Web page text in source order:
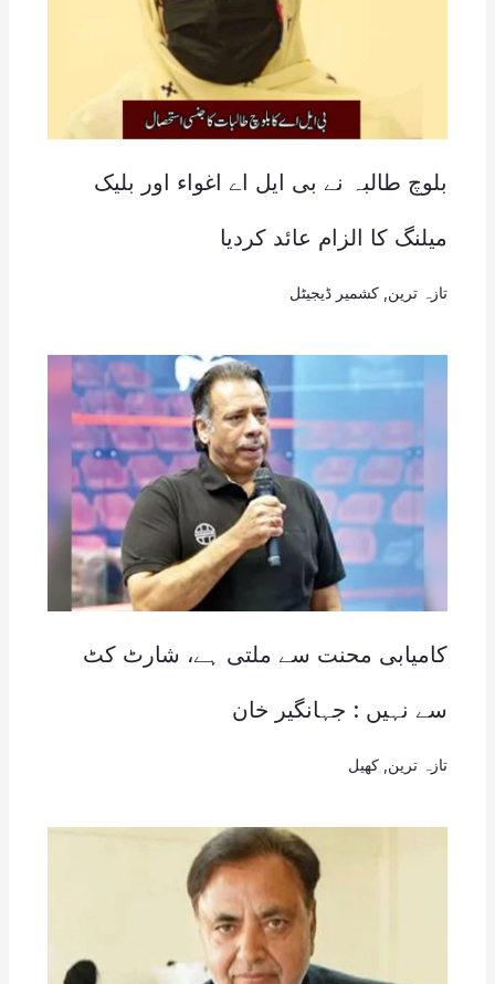
بلوچ طالبہ نے بی ایل اے اغواء اور بلیک
میلنگ کا الزام عائد کردیا
تازہ ترین کشمیر ڈیجیٹل
کامیابی محنت سے ملتی ہے، شارٹ کٹ
سے نہیں : جہانگیر خان
تازہ ترین کھیل